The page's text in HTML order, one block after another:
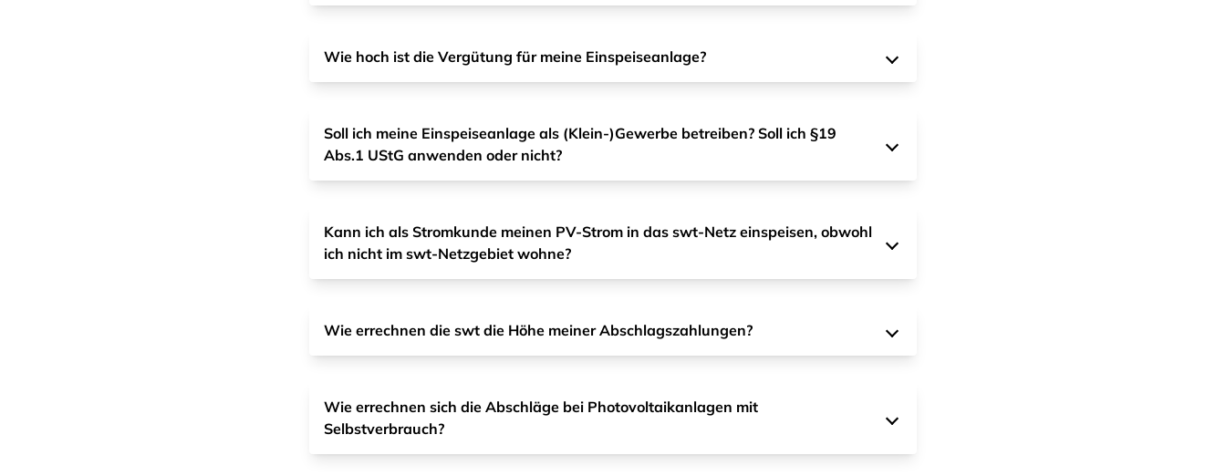
Wie hoch ist die Vergütung für meine Einspeiseanlage?
Soll ich meine Einspeiseanlage als (Klein-)Gewerbe betreiben? Soll ich §19
Abs.1 UStG anwenden oder nicht?
Kann ich als Stromkunde meinen PV-Strom in das swt-Netz einspeisen, obwohl
ich nicht im swt-Netzgebiet wohne?
Wie errechnen die swt die Höhe meiner Abschlagszahlungen?
Wie errechnen sich die Abschläge bei Photovoltaikanlagen mit
Selbstverbrauch?